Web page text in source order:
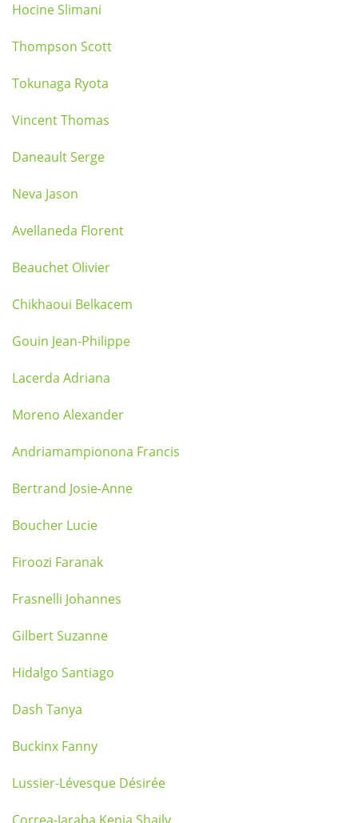
Hocine Slimani
Thompson Scott
Tokunaga Ryota
Vincent Thomas
Daneault Serge
Neva Jason
Avellaneda Florent
Beauchet Olivier
Chikhaoui Belkacem
Gouin Jean-Philippe
Lacerda Adriana
Moreno Alexander
Andriamampionona Francis
Bertrand Josie-Anne
Boucher Lucie
Firoozi Faranak
Frasnelli Johannes
Gilbert Suzanne
Hidalgo Santiago
Dash Tanya
Buckinx Fanny
Lussier-Lévesque Désirée